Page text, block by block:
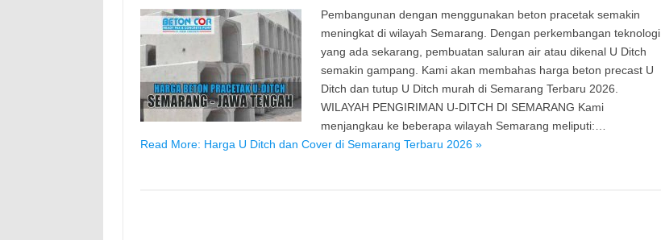
Pembangunan dengan menggunakan beton pracetak semakin
meningkat di wilayah Semarang. Dengan perkembangan teknologi
yang ada sekarang, pembuatan saluran air atau dikenal U Ditch
semakin gampang. Kami akan membahas harga beton precast U
Ditch dan tutup U Ditch murah di Semarang Terbaru 2026.
WILAYAH PENGIRIMAN U-DITCH DI SEMARANG Kami
menjangkau ke beberapa wilayah Semarang meliputi:…
Read More: Harga U Ditch dan Cover di Semarang Terbaru 2026 »